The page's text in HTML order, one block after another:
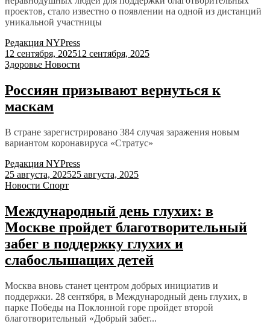
проектов, стало известно о появлении на одной из дистанций
уникальной участницы
Редакция NYPress
12 сентября, 202512 сентября, 2025
Здоровье Новости
Россиян призывают вернуться к
маскам
В стране зарегистрировано 384 случая заражения новым
вариантом коронавируса «Стратус»
Редакция NYPress
25 августа, 202525 августа, 2025
Новости Спорт
Международный день глухих: в
Москве пройдет благотворительный
забег в поддержку глухих и
слабослышащих детей
Москва вновь станет центром добрых инициатив и
поддержки. 28 сентября, в Международный день глухих, в
парке Победы на Поклонной горе пройдет второй
благотворительный «Добрый забег...